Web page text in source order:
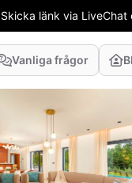
länk via
Vanliga frågor